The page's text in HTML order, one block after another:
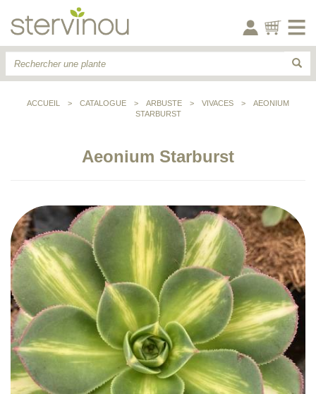
ACCUEIL > CATALOGUE > ARBUSTE > VIVACES >
AEONIUM
STARBURST
Aeonium Starburst